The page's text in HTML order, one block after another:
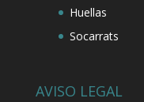
Huellas
Socarrats
AVISO LEGAL